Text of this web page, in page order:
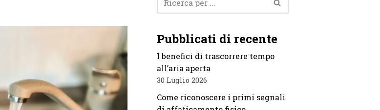
Pubblicati di recente
I benefici di trascorrere tempo
all’aria aperta
30 Luglio 2026
Come riconoscere i primi segnali